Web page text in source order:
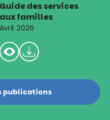
Guide des services
aux familles
Avril 2026
publications